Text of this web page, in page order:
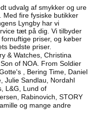
udvalg af smykker og ure
Med fire fysiske butikker
Lyngby har vi
tæt på dig. Vi tilbyder
priser, og køber
bedste priser.
& Watches, Christina
of NOA. From Soldier
, Bering Time, Daniel
Julie Sandlau, Nordahl
L&G, Lund of
Rabinovich, STORY
og mange andre